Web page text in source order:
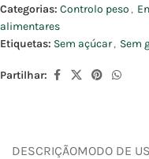
Categorias: Controlo peso ,
alimentares
Etiquetas: Sem açúcar, Sem
Partilhar:
DESCRIÇÃOMODO DE